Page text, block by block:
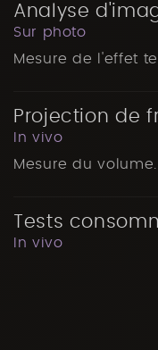
Analyse
Sur photo
Mesure de l'effet
Projection de
In vivo
Mesure du volume.
Tests
In vivo